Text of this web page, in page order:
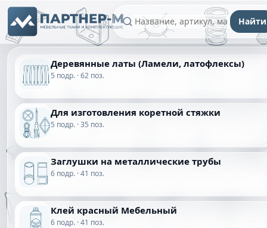
Найти
Деревянные латы (Ламели, латофлексы)
5 подр. · 62 поз.
Для изготовления коретной стяжки
5 подр. · 35 поз.
Заглушки на металлические трубы
6 подр. · 41 поз.
Клей красный Мебельный
6 подр. · 41 поз.